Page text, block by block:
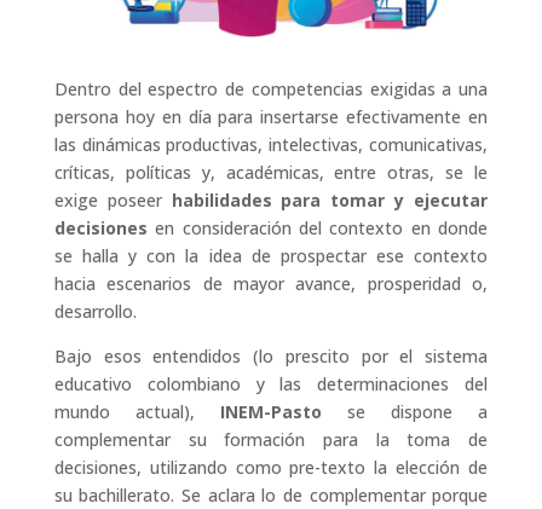
Dentro del espectro de competencias exigidas a una
persona hoy en día para insertarse efectivamente en
las dinámicas productivas, intelectivas, comunicativas,
críticas, políticas y, académicas, entre otras, se le
exige poseer habilidades para tomar y ejecutar
decisiones en consideración del contexto en donde
se halla y con la idea de prospectar ese contexto
hacia escenarios de mayor avance, prosperidad o,
desarrollo.
Bajo esos entendidos (lo prescito por el sistema
educativo colombiano y las determinaciones del
mundo actual), INEM-Pasto se dispone a
complementar su formación para la toma de
decisiones, utilizando como pre-texto la elección de
su bachillerato. Se aclara lo de complementar porque